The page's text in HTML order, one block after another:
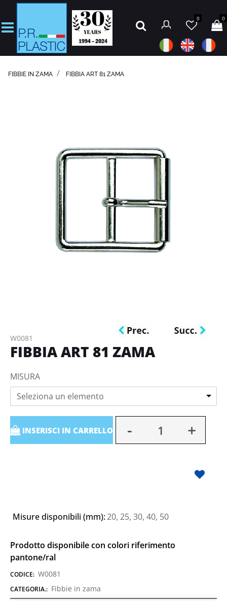
Open
0 0
FIBBIE IN ZAMA FIBBIA ART 81 ZAMA
W0081
FIBBIA ART 81 ZAMA
MISURA
Seleziona un elemento
INSERISCI IN CARRELLO
Misure disponibili (mm):20, 25, 30, 40, 50
Prodotto disponibile con colori riferimento
pantone/ral
CODICE: W0081
CATEGORIA.: Fibbie in zama